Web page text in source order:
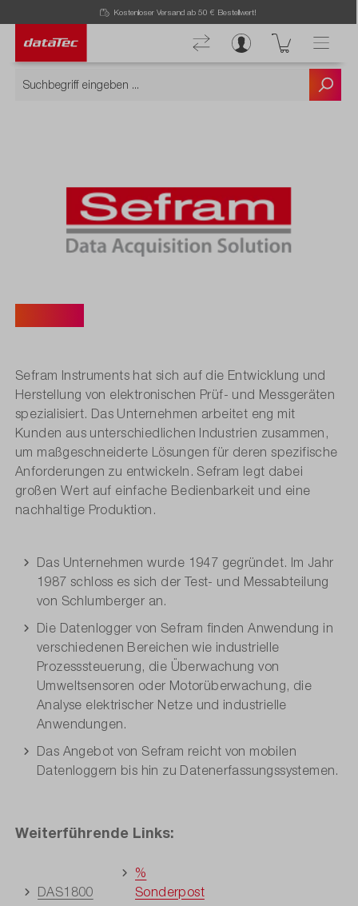
Kostenloser Versand ab 50 € Bestellwert!
Sefram Instruments hat sich auf die Entwicklung und
Herstellung von elektronischen Prüf- und Messgeräten
spezialisiert. Das Unternehmen arbeitet eng mit
Kunden aus unterschiedlichen Industrien zusammen,
um maßgeschneiderte Lösungen für deren spezifische
Anforderungen zu entwickeln. Sefram legt dabei
großen Wert auf einfache Bedienbarkeit und eine
nachhaltige Produktion.
Das Unternehmen wurde 1947 gegründet. Im Jahr
1987 schloss es sich der Test- und Messabteilung
von Schlumberger an.
Die Datenlogger von Sefram finden Anwendung in
verschiedenen Bereichen wie industrielle
Prozesssteuerung, die Überwachung von
Umweltsensoren oder Motorüberwachung, die
Analyse elektrischer Netze und industrielle
Anwendungen.
Das Angebot von Sefram reicht von mobilen
Datenloggern bis hin zu Datenerfassungssystemen.
Weiterführende Links:
DAS1800
%
Sonderpost